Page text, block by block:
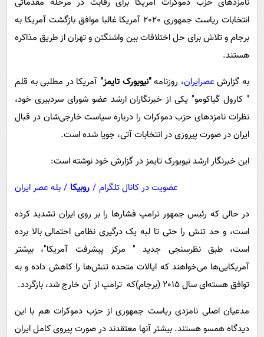
سیاست
سرگرمی
حوادث
محیط زیست
سلامت
فرهنگی
حیات وحش
پیامک
روانشناسی
دانلود
انتخابات ریاست جمهوری 2020 آمریکا غالبا موافق بازگشت آمریکا به
برجام و تلاش برای حل اختلافات بین واشنگتن و تهران از طریق مذاکره
هستند.
به گزارش عصرایران، روزنامه"نیویورک تایمز" آمریکا در مطلبی به قلم
" کارول گیاکومو" یکی از خبرنگاران ارشد عضو شورای سردبیری خود،
نظرات نامزدهای حزب دموکرات را درباره سیاست خارجی‌شان در قبال
ایران در صورت پیروزی در انتخابات آتی، جویا شده است.
این خبرنگار ارشد نیویورک تایمز در گزارش خود نوشته است:
عضویت در کانال تلگرام / روبیکا / بله عصر ایران
در حالی که رئیس جمهور ترامپ فشارها را بر روی ایران تشدید کرده
است، و حد تنش را حتی تا لبه یک درگیری نظامی احتمالی بالا برده
است، طبق نظرسنجی جدید " مرکز پیشرفت آمریکا"، بیشتر
آمریکایی‌ها می‌خواهند که ایالات متحده تنش‌ها را کاهش داده و به
توافق هسته‌ای سال 2015 (برجام)که ترامپ از آن خارج شد، بازگردد.
مدعیان اصلی نامزدی ریاست جمهوری از حزب دموکرات هم با این
دیدگاه همسو هستند. بیشتر آنها معتقدند در صورت پیروی کامل ایران